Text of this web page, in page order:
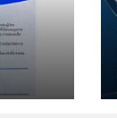
น
ม